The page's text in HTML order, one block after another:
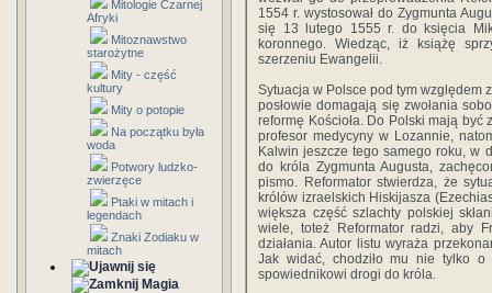
Mitologie Czarnej
Afryki
Mitoznawstwo
starożytne
Mity - część
kultury
Mity o potopie
Na początku była
woda
Potwory ludzko-
zwierzęce
Ptaki w mitach i
legendach
Znaki Zodiaku w
mitach
Magia
1554 r. wystosował do Zygmunta
się 13 lutego 1555 r. do księcia
koronnego. Wiedząc, iż książę
szerzeniu Ewangelii.
Sytuacja w Polsce pod tym względem
posłowie domagają się zwołania
reformę Kościoła. Do Polski mają
profesor medycyny w Lozannie,
Kalwin jeszcze tego samego roku, w
do króla Zygmunta Augusta,
pismo. Reformator stwierdza, że
królów izraelskich Hiskijasza
większa część szlachty polskiej
wiele, toteż Reformator radzi, aby
działania. Autor listu wyraża
Jak widać, chodziło mu nie tylko o
spowiednikowi drogi do króla.